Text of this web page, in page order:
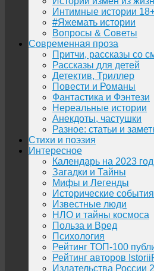
Интимные истории
#Яжемать истории
Вопросы & Советы
Современная проза
Притчи, рассказы со
Рассказы для детей
Детектив, Триллер
Повести и Романы
Фантастика и Фэнтези
Нереальные истории
Анекдоты, частушки
Разное: статьи и
Стихи и поэзия
Интересное
Календарь на 2023 год
Загадки и Тайны
Мифы и Легенды
Исторические события
Известные люди
НЛО и тайны космоса
Польза и Вред
Психология
Рейтинг ТОП-100
Рейтинг авторов
Издательства России